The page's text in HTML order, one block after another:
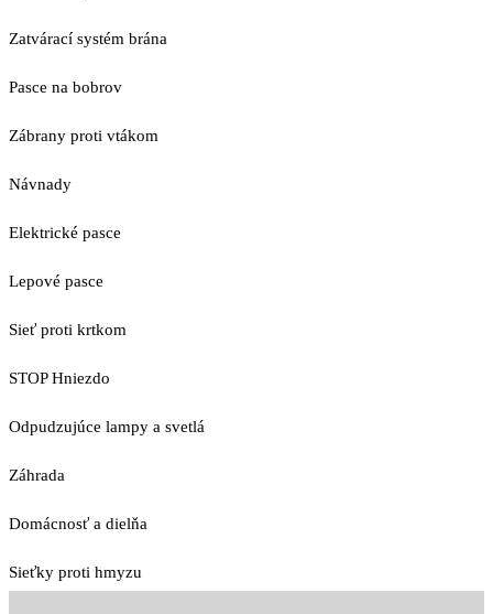
Zatvárací systém brána
Pasce na bobrov
Zábrany proti vtákom
Návnady
Elektrické pasce
Lepové pasce
Sieť proti krtkom
STOP Hniezdo
Odpudzujúce lampy a svetlá
Záhrada
Domácnosť a dielňa
Sieťky proti hmyzu